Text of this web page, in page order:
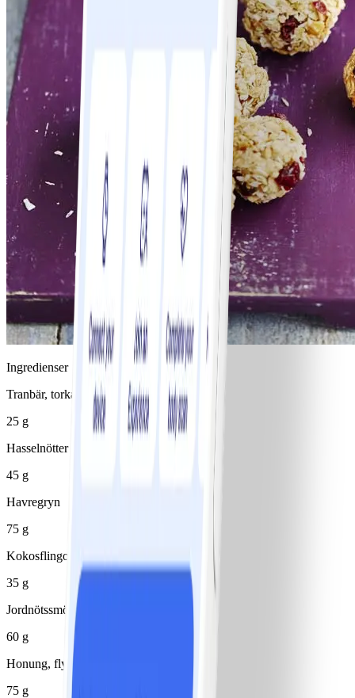
Ingredienser
Tranbär, torkade
25 g
Hasselnötter
45 g
Havregryn
75 g
Kokosflingor torkade
35 g
Jordnötssmör, utan socker
60 g
Honung, flytande
75 g